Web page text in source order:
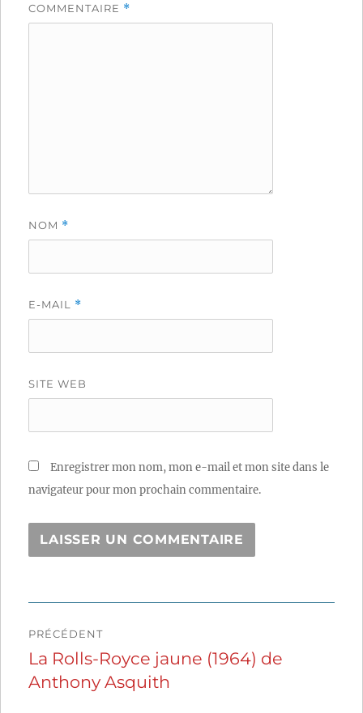
COMMENTAIRE *
NOM *
E-MAIL *
SITE WEB
Enregistrer mon nom, mon e-mail et mon site dans le
navigateur pour mon prochain commentaire.
de
l’article
PRÉCÉDENT
Publication
précédente :
La Rolls-Royce jaune (1964) de
Anthony Asquith